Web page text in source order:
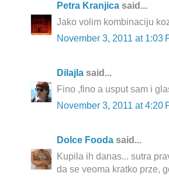
Petra Kranjica said...
Jako volim kombinaciju
November 3, 2011 at 1:03
Dilajla said...
Fino ,fino a usput sam i
November 3, 2011 at 4:20
Dolce Fooda said...
Kupila ih danas... sutra
da se veoma kratko prze,